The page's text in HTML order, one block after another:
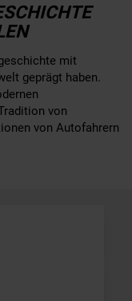
mit
geprägt haben.
von
von Autofahrern